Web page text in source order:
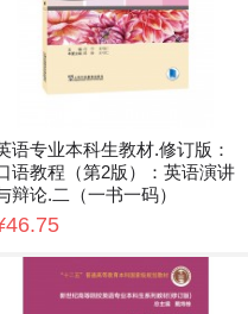
语专业本科生教材.修订版：
语教程（第2版）：英语演讲
辩论.二（一书一码）